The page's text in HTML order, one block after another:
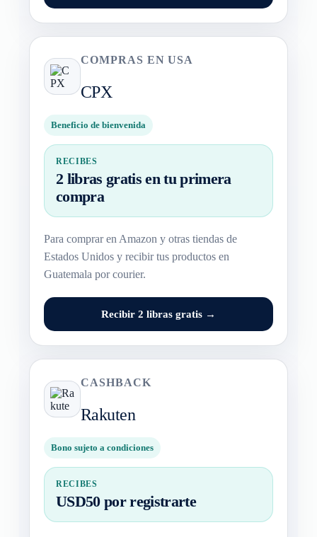
COMPRAS EN USA
CPX
Beneficio de bienvenida
RECIBES
2 libras gratis en tu primera
compra
Para comprar en Amazon y otras tiendas de
Estados Unidos y recibir tus productos en
Guatemala por courier.
Recibir 2 libras gratis →
CASHBACK
Rakuten
Bono sujeto a condiciones
RECIBES
USD50 por registrarte